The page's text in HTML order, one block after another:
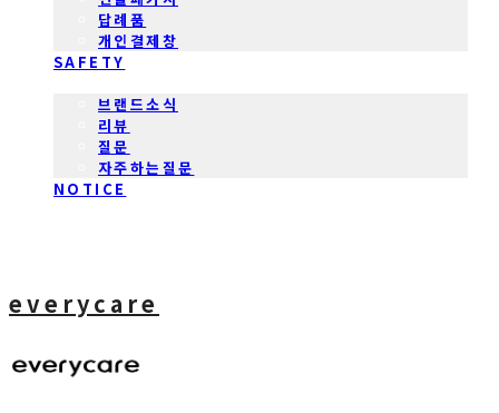
답례품
개인결제창
SAFETY
브랜드소식
리뷰
질문
자주하는질문
NOTICE
everycare